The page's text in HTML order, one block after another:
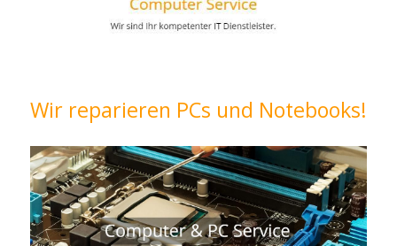
Wir reparieren PCs und Notebooks!